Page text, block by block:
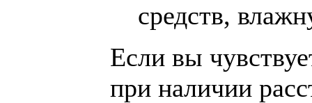
средств,
Если вы
при наличии